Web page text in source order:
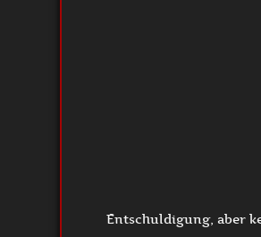
Entschuldigung, aber